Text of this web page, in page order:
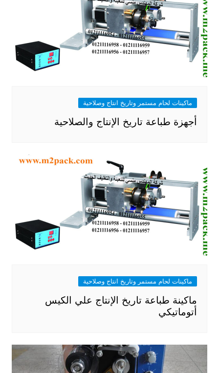
ماكينات لحام مستمر وتاريخ انتاج وصلاحية
أجهزة طباعة تاريخ الإنتاج والصلاحية
ماكينات لحام مستمر وتاريخ انتاج وصلاحية
ماكينة طباعة تاريخ الإنتاج علي الكيس
أتوماتيكي